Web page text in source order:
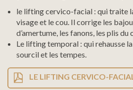
le lifting cervico-facial : qui traite
visage et le cou. Il corrige les
d’amertume, les fanons, les plis du
Le lifting temporal : qui rehausse
sourcil et les tempes.
LE LIFTING CERVICO-FACIAL